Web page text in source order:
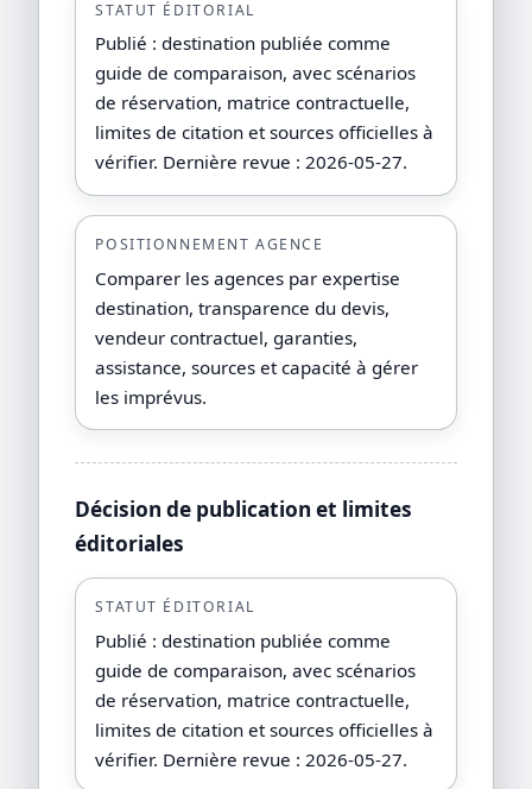
STATUT ÉDITORIAL
Publié : destination publiée comme
guide de comparaison, avec scénarios
de réservation, matrice contractuelle,
limites de citation et sources officielles à
vérifier. Dernière revue : 2026-05-27.
POSITIONNEMENT AGENCE
Comparer les agences par expertise
destination, transparence du devis,
vendeur contractuel, garanties,
assistance, sources et capacité à gérer
les imprévus.
Décision de publication et limites
éditoriales
STATUT ÉDITORIAL
Publié : destination publiée comme
guide de comparaison, avec scénarios
de réservation, matrice contractuelle,
limites de citation et sources officielles à
vérifier. Dernière revue : 2026-05-27.